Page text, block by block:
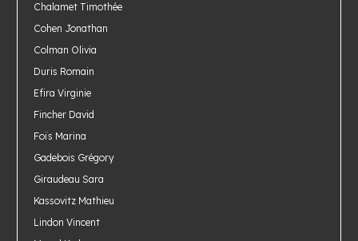
Chalamet Timothée
Cohen Jonathan
Colman Olivia
Duris Romain
Efira Virginie
Fincher David
Foïs Marina
Gadebois Grégory
Giraudeau Sara
Kassovitz Mathieu
Lindon Vincent